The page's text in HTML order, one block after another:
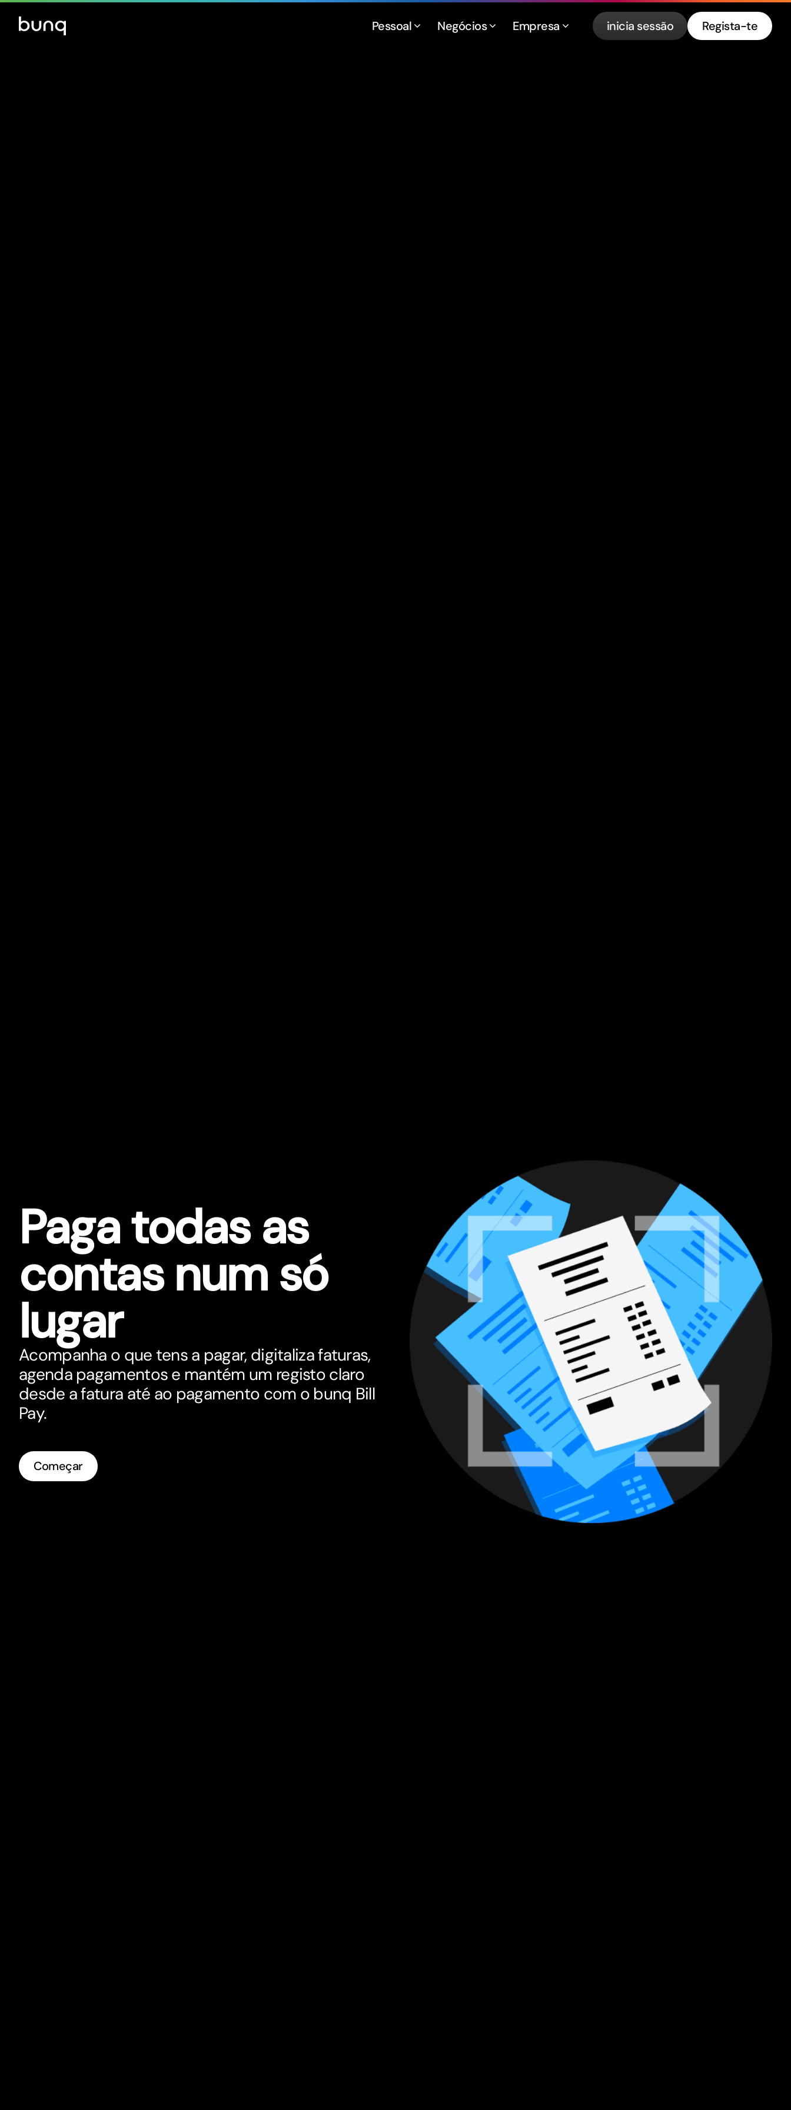
Pessoal Negócios Empresa inicia sessão Regista-te
Paga todas as
contas num só
lugar
Acompanha o que tens a pagar, digitaliza faturas,
agenda pagamentos e mantém um registo claro
desde a fatura até ao pagamento com o bunq Bill
Pay.
Começar